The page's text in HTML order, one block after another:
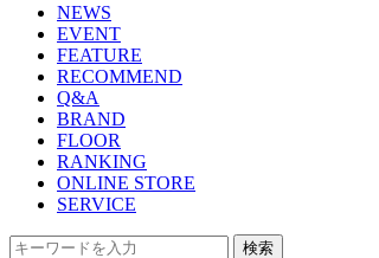
NEWS
EVENT
FEATURE
RECOMMEND
Q&A
BRAND
FLOOR
RANKING
ONLINE STORE
SERVICE
検索